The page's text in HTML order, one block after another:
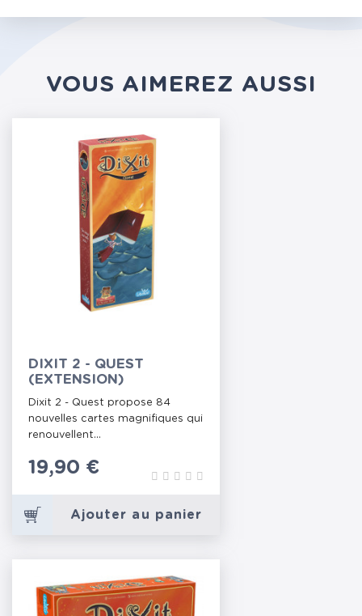
VOUS AIMEREZ AUSSI
DIXIT 2 - QUEST
(EXTENSION)
Dixit 2 - Quest propose 84
nouvelles cartes magnifiques qui
renouvellent...
Prix
19,90 €
Ajouter au panier